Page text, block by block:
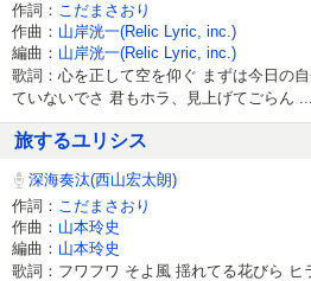
作詞： こだまさおり
作曲： 山岸洸一(Relic Lyric, inc.)
編曲： 山岸洸一(Relic Lyric, inc.)
歌詞：心を正して空を仰ぐ まずは今日の
ていないでさ 君もホラ、見上げてごらん ...
旅するユリシス
深海奏汰(西山宏太朗)
作詞： こだまさおり
作曲： 山本玲史
編曲： 山本玲史
歌詞：フワフワ そよ風 揺れてる花びら ヒ